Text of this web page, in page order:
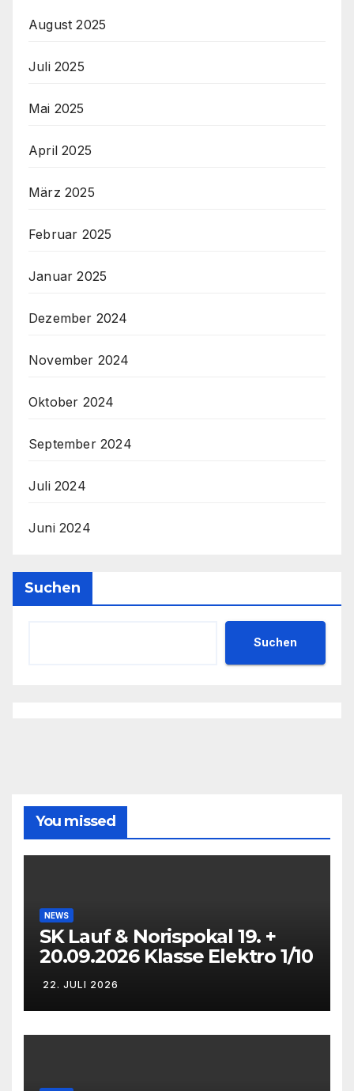
August 2025
Juli 2025
Mai 2025
April 2025
März 2025
Februar 2025
Januar 2025
Dezember 2024
November 2024
Oktober 2024
September 2024
Juli 2024
Juni 2024
Suchen
Suchen
You missed
NEWS
SK Lauf & Norispokal 19. +
20.09.2026 Klasse Elektro 1/10
22. JULI 2026